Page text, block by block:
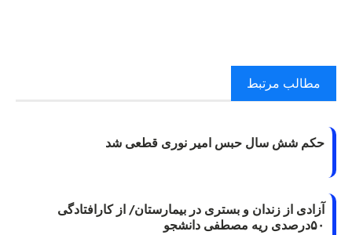
مطالب مرتبط
حکم شش سال حبس امیر نوری قطعی شد
آزادی از زندان و بستری در بیمارستان/ از کارافتادگی
۵۰درصدی ریه مصطفی دانشجو